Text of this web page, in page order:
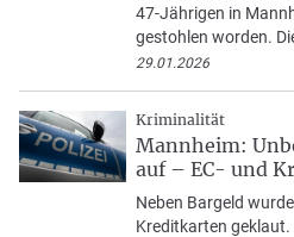
47-Jährigen in
gestohlen worden.
29.01.2026
Kriminalität
Mannheim:
auf – EC- und
Neben Bargeld
Kreditkarten geklaut.